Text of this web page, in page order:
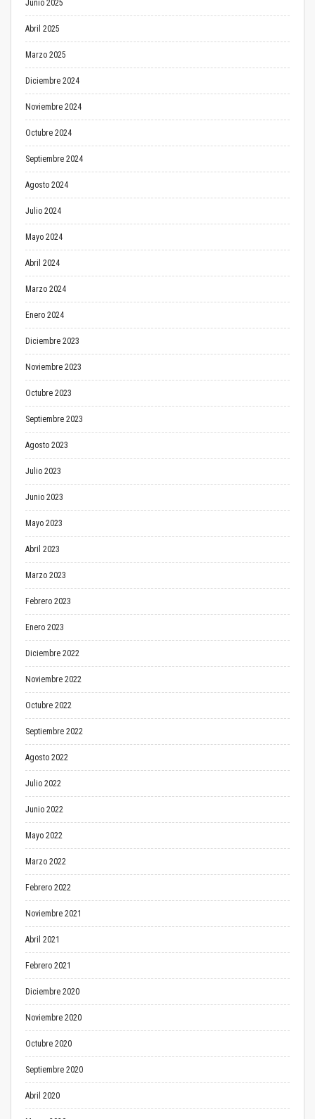
Junio 2025
Abril 2025
Marzo 2025
Diciembre 2024
Noviembre 2024
Octubre 2024
Septiembre 2024
Agosto 2024
Julio 2024
Mayo 2024
Abril 2024
Marzo 2024
Enero 2024
Diciembre 2023
Noviembre 2023
Octubre 2023
Septiembre 2023
Agosto 2023
Julio 2023
Junio 2023
Mayo 2023
Abril 2023
Marzo 2023
Febrero 2023
Enero 2023
Diciembre 2022
Noviembre 2022
Octubre 2022
Septiembre 2022
Agosto 2022
Julio 2022
Junio 2022
Mayo 2022
Marzo 2022
Febrero 2022
Noviembre 2021
Abril 2021
Febrero 2021
Diciembre 2020
Noviembre 2020
Octubre 2020
Septiembre 2020
Abril 2020